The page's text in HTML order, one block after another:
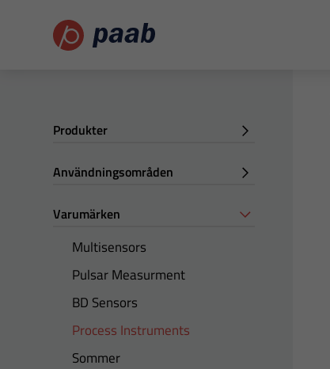
Produkter
Användningsområden
Varumärken
Multisensors
Pulsar Measurment
BD Sensors
Process Instruments
Sommer